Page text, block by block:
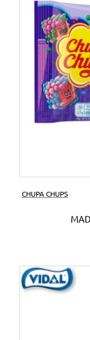
CHUPA CHUPS